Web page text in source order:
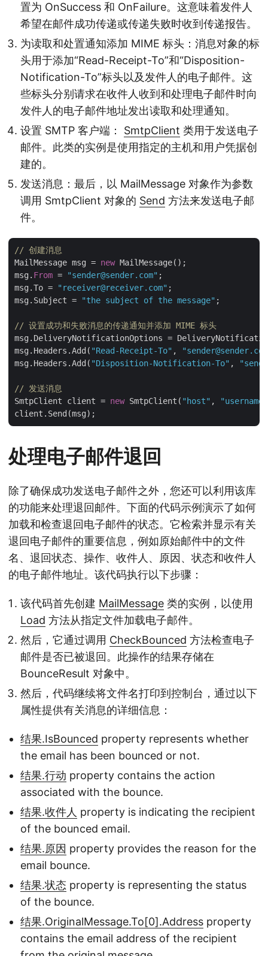
置为 OnSuccess 和 OnFailure。这意味着发件人
希望在邮件成功传递或传递失败时收到传递报告。
为读取和处置通知添加 MIME 标头：消息对象的标
头用于添加“Read-Receipt-To”和“Disposition-
Notification-To”标头以及发件人的电子邮件。这
些标头分别请求在收件人收到和处理电子邮件时向
发件人的电子邮件地址发出读取和处理通知。
设置 SMTP 客户端： SmtpClient 类用于发送电子
邮件。此类的实例是使用指定的主机和用户凭据创
建的。
发送消息：最后，以 MailMessage 对象作为参数
调用 SmtpClient 对象的 Send 方法来发送电子邮
件。
// 创建消息
MailMessage msg = new MailMessage();
msg. From = "sender@sender.com" ;
msg.To =
"receiver@receiver.com" ;
msg.Subject =
"the subject of the message" ;
// 设置成功和失败消息的传递通知并添加 MIME 标头
msg.DeliveryNotificationOptions =
msg.Headers.Add( "Read-Receipt-To" ,
msg.Headers.Add( "Disposition-Notification-To" ,
// 发送消息
SmtpClient client = new SmtpClient( "host" ,
"username"
处理电子邮件退回
除了确保成功发送电子邮件之外，您还可以利用该库
的功能来处理退回邮件。下面的代码示例演示了如何
加载和检查退回电子邮件的状态。它检索并显示有关
退回电子邮件的重要信息，例如原始邮件中的文件
名、退回状态、操作、收件人、原因、状态和收件人
的电子邮件地址。该代码执行以下步骤：
该代码首先创建 MailMessage 类的实例，以使用
Load 方法从指定文件加载电子邮件。
然后，它通过调用 CheckBounced 方法检查电子
邮件是否已被退回。此操作的结果存储在
BounceResult 对象中。
然后，代码继续将文件名打印到控制台，通过以下
属性提供有关消息的详细信息：
结果.IsBounced property represents whether
the email has been bounced or not.
结果.行动 property contains the action
associated with the bounce.
结果.收件人 property is indicating the recipient
of the bounced email.
结果.原因 property provides the reason for the
email bounce.
结果.状态 property is representing the status
of the bounce.
结果.OriginalMessage.To[0].Address property
contains the email address of the recipient